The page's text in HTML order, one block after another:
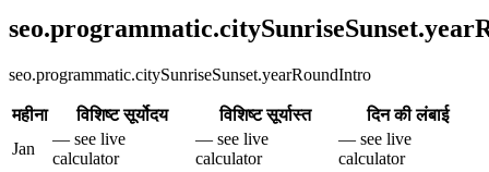
seo.programmatic.citySunriseSunset.yearRoundIntro
महीना विशिष्ट सूर्योदय विशिष्ट सूर्यास्त
दिन की लंबाई
Jan
— see live
calculator
— see live
calculator
— see live
calculator